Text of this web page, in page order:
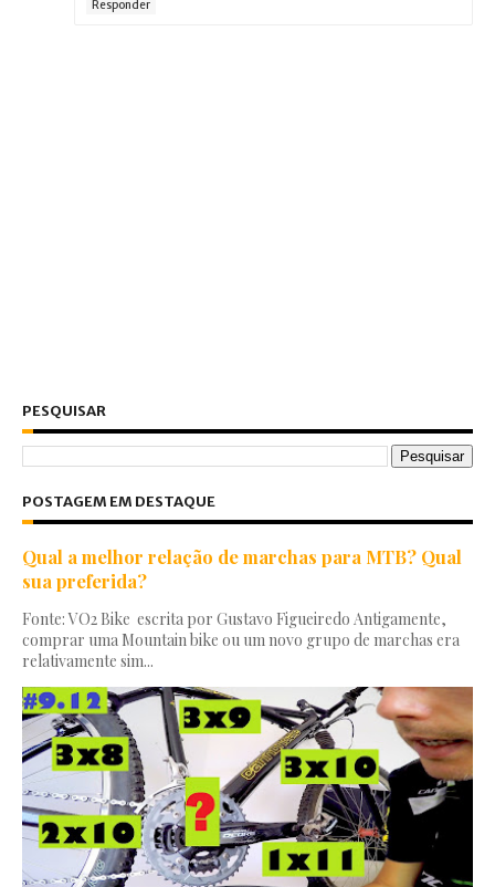
Responder
PESQUISAR
POSTAGEM EM DESTAQUE
Qual a melhor relação de marchas para MTB? Qual
sua preferida?
Fonte: VO2 Bike escrita por Gustavo Figueiredo Antigamente,
comprar uma Mountain bike ou um novo grupo de marchas era
relativamente sim...